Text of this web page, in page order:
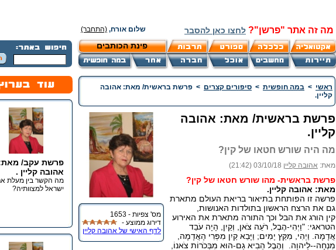
מה זה אתר "פרשן"? לחצו כאן להסבר שלום אורח, (התחבר)
פינת הכותבים
ראשי > במה חופשית > סיפורים קצרים > פרשת בראשית/ מאת: אהובה
קליין.
מס' צפיות - 1653
דירוג ממוצע -
לדף האישי של אהובה קליין
פרשת בראשית/ מאת: אהובה
קליין.
מה היה שורש חטאו של קין?
מאת: אהובה קליין 03/10/18 (21:42)
פרשת בראשית- מהו שורש חטאו של קין?
מאת: אהובה קליין.
פרשה זו הפותחת בתיאור בריאת העולם מתארת
גם את הרצח הראשון בתולדות האנושות,
קין הורג את הבל וכך התורה מתארת את האירוע
הטראגי: "וַיְהִי-הֶבֶל, רֹעֵה צֹאן, וְקַיִן, הָיָה עֹבֵד
אֲדָמָה. וַיְהִי, מִקֵּץ יָמִים; וַיָּבֵא קַיִן מִפְּרִי הָאֲדָמָה,
מִנְחָה--לַיהוָה. וְהֶבֶל הֵבִיא גַם-הוּא מִבְּכֹרוֹת צֹאנוֹ,
פרשת עקב/
אהובה קליין .
מה הקשר בין מעלת
ישראל למצוותיה?